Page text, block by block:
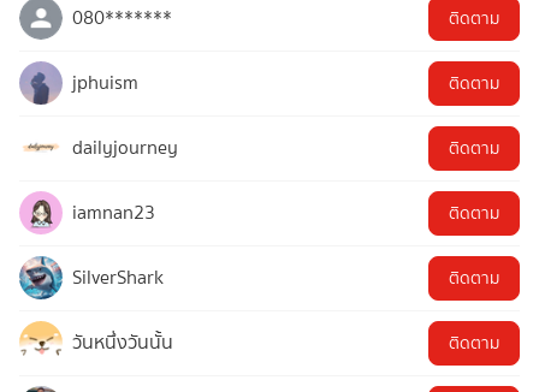
080******* ติดตาม
jphuism ติดตาม
dailyjourney ติดตาม
iamnan23 ติดตาม
SilverShark ติดตาม
วันหนึ่งวันนั้น ติดตาม